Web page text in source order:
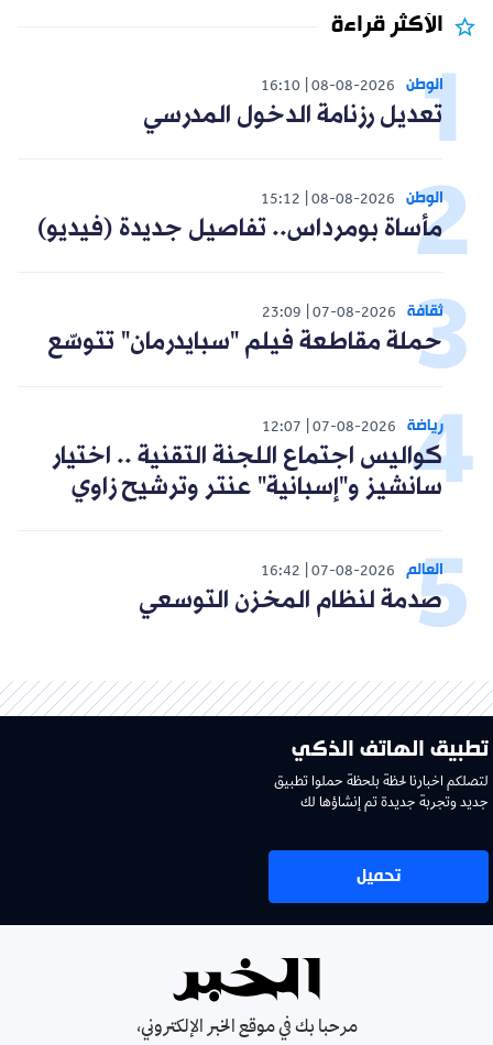
الأكثر قراءة
الوطن 08-08-2026
16:10
تعديل رزنامة الدخول المدرسي
الوطن 08-08-2026
15:12
مأساة بومرداس.. تفاصيل جديدة (فيديو)
ثقافة 07-08-2026
23:09
حملة مقاطعة فيلم "سبايدرمان" تتوسّع
رياضة 07-08-2026
12:07
كواليس اجتماع اللجنة التقنية .. اختيار
سانشيز و"إسبانية" عنتر وترشيح زاوي
العالم 07-08-2026
16:42
صدمة لنظام المخزن التوسعي
تطبيق الهاتف الذكي
لتصلكم اخبارنا لحظة بلحظة حملوا تطبيق
جديد وتجربة جديدة تم إنشاؤها لك
تحميل
مرحبا بك في موقع الخبر الإلكتروني،